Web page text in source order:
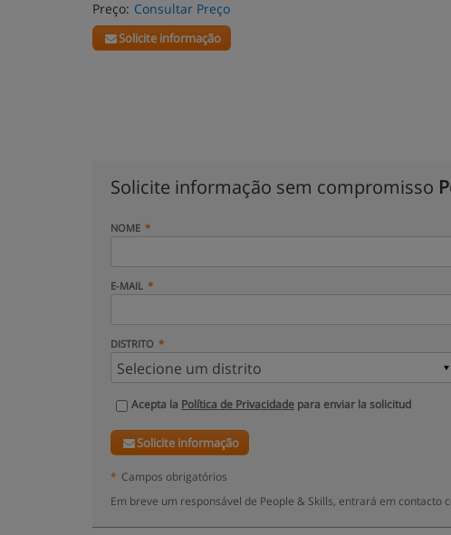
Preço: Consultar Preço
Solicite informação
Solicite informação sem compromisso
NOME
E-MAIL
DISTRITO
Acepta la Política de Privacidade para enviar la solicitud
Solicite informação
* Campos obrigatórios
Em breve um responsável de People & Skills, entrará em contacto